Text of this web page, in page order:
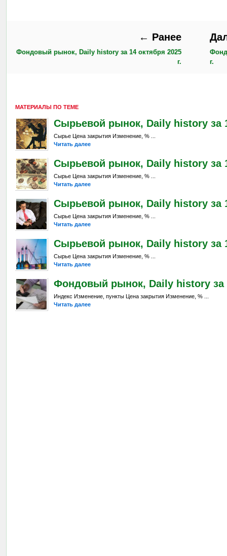
← Ранее
Фондовый рынок, Daily history за 14 октября 2025
г.
г.
МАТЕРИАЛЫ ПО ТЕМЕ
Сырьевой рынок, Daily history за
Сырье Цена закрытия Изменение, % ...
Читать далее
Сырьевой рынок, Daily history за
Сырье Цена закрытия Изменение, % ...
Читать далее
Сырьевой рынок, Daily history за
Сырье Цена закрытия Изменение, % ...
Читать далее
Сырьевой рынок, Daily history за
Сырье Цена закрытия Изменение, % ...
Читать далее
Фондовый рынок, Daily history за
Индекс Изменение, пункты Цена закрытия Изменение, % ...
Читать далее